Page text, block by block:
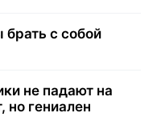
с собой
не падают на
но гениален